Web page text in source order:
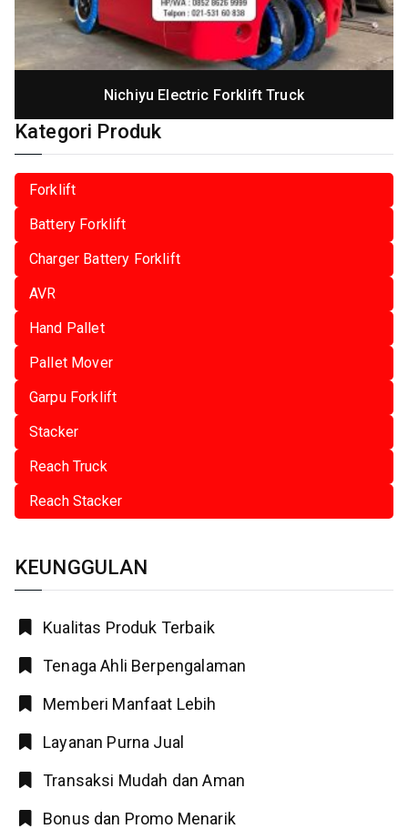
Nichiyu Electric Forklift Truck
Kategori Produk
Forklift
Battery Forklift
Charger Battery Forklift
AVR
Hand Pallet
Pallet Mover
Garpu Forklift
Stacker
Reach Truck
Reach Stacker
KEUNGGULAN
Kualitas Produk Terbaik
Tenaga Ahli Berpengalaman
Memberi Manfaat Lebih
Layanan Purna Jual
Transaksi Mudah dan Aman
Bonus dan Promo Menarik